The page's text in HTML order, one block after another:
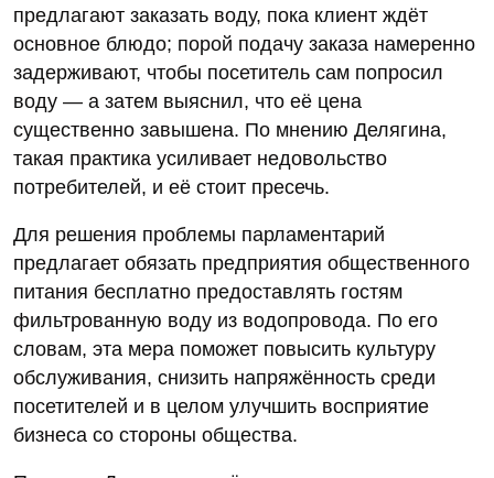
предлагают заказать воду, пока клиент ждёт
основное блюдо; порой подачу заказа намеренно
задерживают, чтобы посетитель сам попросил
воду — а затем выяснил, что её цена
существенно завышена. По мнению Делягина,
такая практика усиливает недовольство
потребителей, и её стоит пресечь.
Для решения проблемы парламентарий
предлагает обязать предприятия общественного
питания бесплатно предоставлять гостям
фильтрованную воду из водопровода. По его
словам, эта мера поможет повысить культуру
обслуживания, снизить напряжённость среди
посетителей и в целом улучшить восприятие
бизнеса со стороны общества.